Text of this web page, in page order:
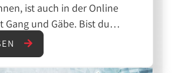
ist auch in der Online
Gang und Gäbe. Bist du
Kurzem in der Branche
stolperst andauernd über